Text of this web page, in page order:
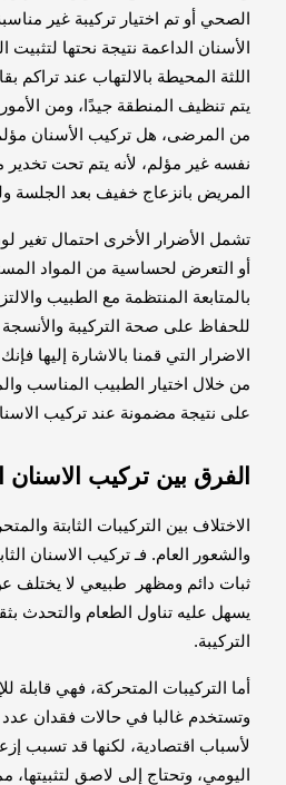
الصحي أو تم اختيار تركيبة غير
الأسنان الداعمة نتيجة نحتها
اللثة المحيطة بالالتهاب عند تراكم
يتم تنظيف المنطقة جيدًا، ومن
من المرضى، هل تركيب الأسنان
نفسه غير مؤلم، لأنه يتم تحت
المريض بانزعاج خفيف بعد الجلسة
تشمل الأضرار الأخرى احتمال تغير
أو التعرض لحساسية من المواد
بالمتابعة المنتظمة مع الطبيب
للحفاظ على صحة التركيبة والأنسجة
الاضرار التي قمنا بالاشارة إليها
من خلال اختيار الطبيب المناسب
على نتيجة مضمونة عند تركيب الاسنان
الفرق بين تركيب الاسنان
الاختلاف بين التركيبات الثابتة
والشعور العام. فـ تركيب الاسنان
ثبات دائم ومظهر طبيعي لا يختلف
يسهل عليه تناول الطعام والتحدث
التركيبة.
أما التركيبات المتحركة، فهي قابلة
وتستخدم غالبا في حالات فقدان عدد
لأسباب اقتصادية، لكنها قد تسبب
اليومي، وتحتاج إلى لاصق